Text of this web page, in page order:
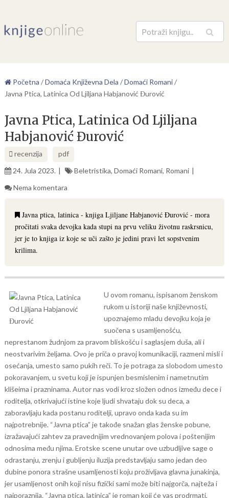
Pretraga
Početna /Domaća Književna Dela /Domaći Romani/
Javna Ptica, Latinica Od Ljiljana Habjanović Đurović
Javna Ptica, Latinica Od Ljiljana
Habjanović Đurović
recenzija
pdf
24. Jula 2023.
Beletristika, Domaći Romani, Romani
Nema komentara
Javna ptica, latinica - knjiga Ljiljane Habjanović Đurović - mora
pročitati svaka devojka kada stupi na prvu veliku životnu raskrsnicu,
jer je to knjiga iz koje se uči zašto je jedini pravi let sopstvenim
krilima.
U ovom romanu, ispisanom ženskom
rukom u istoriji naše književnosti,
upoznajemo mladu devojku koja je
suočena s usamljenošću,
neprestanom žudnjom za pravom bliskošću i saglasjem duša, ali i
neostvarivim željama. Ovo je priča o pravoj komunikaciji, razmeni misli i
osećanja, umesto samo pukih reči. To je potraga za slobodom umesto
pokoravanjem, u svetu koji je ispunjen besmislenim i nametnutim
klišeima i prazninama. Autor nas vodi kroz složen odnos između dece i
roditelja, otkrivajući istine koje ljudi shvataju dok su deca, a
zaboravljaju kada postanu roditelji, upravo onda kada su im
najpotrebnije. “Javna ptica” je takođe snažan glas ženske pobune,
izražavajući zahtev za pravednijim vrednovanjem polova i poštenijim
odnosima među njima. Erotske scene unutar ove uzbudljive sage o
odrastanju, zrenju i gubljenju iluzija predstavljaju samo jedan deo
dubine ponora strašne usamljenosti koju proživljava glavna junakinja,
jer usamljenost onih koji nisu fizički sami može biti najgorča, najteža i
najporaznija. “Javna ptica, latinica” je roman koji će vas prodrmati,